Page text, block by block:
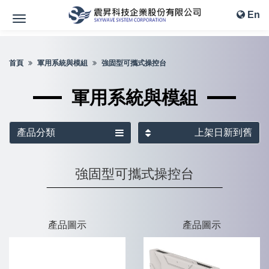
En
首頁 軍用系統與模組 強固型可攜式操控台
軍用系統與模組
產品分類 上架日新到舊
強固型可攜式操控台
產品圖示 產品圖示